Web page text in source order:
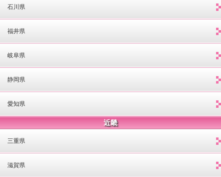
石川県
福井県
岐阜県
静岡県
愛知県
近畿
三重県
滋賀県